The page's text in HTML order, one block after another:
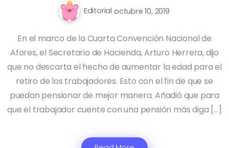
Editorial octubre 10, 2019
En el marco de la Cuarta Convención Nacional de
Afores, el Secretario de Hacienda, Arturo Herrera, dijo
que no descarta el hecho de aumentar la edad para el
retiro de los trabajadores. Esto con el fin de que se
puedan pensionar de mejor manera. Añadió que para
que el trabajador cuente con una pensión más diga […]